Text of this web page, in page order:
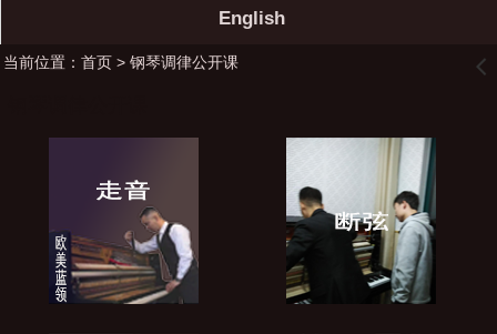
English
当前位置： 首页> 钢琴调律公开课
󰊒